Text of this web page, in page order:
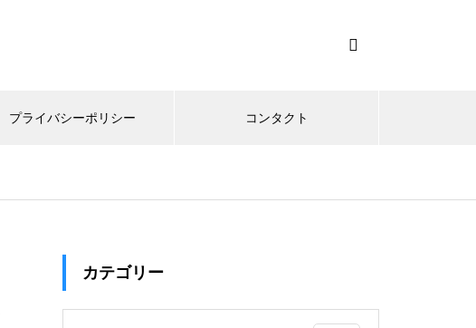
プライバシーポリシー コンタクト
カテゴリー